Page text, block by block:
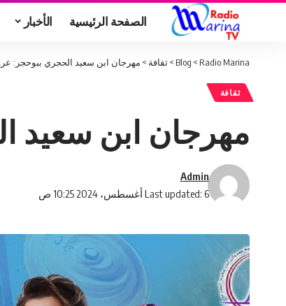
الصفحة الرئيسية الأخبار
Radio Marina
>
Blog
>ثقافة > مهرجان ابن سعيد الحجري ببوحجر:
ثقافة
مهرجان ابن سعيد
Last updated: 6 أغسطس، 2024 10:25 ص
Admin